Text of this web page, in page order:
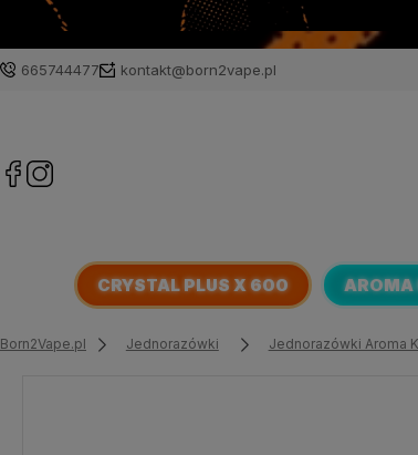
665744477 kontakt@born2vape.pl
CRYSTAL PLUS X 600 AROMA
Born2Vape.pl Jednorazówki Jednorazówki Aroma